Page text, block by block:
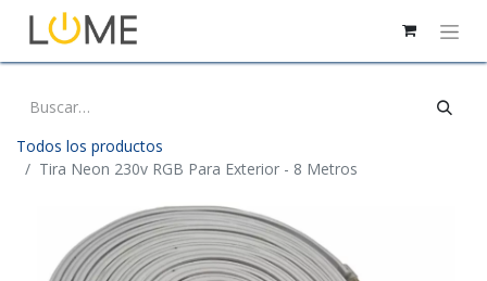
Todos los productos
Tira Neon 230v RGB Para Exterior - 8 Metros